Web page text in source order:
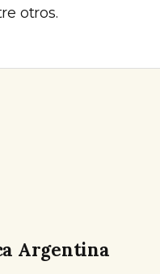
otros.
Argentina